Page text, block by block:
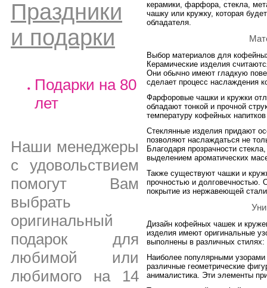
Праздники
и подарки
Подарки на 80
лет
Наши менеджеры
с удовольствием
помогут Вам
выбрать
оригинальный
подарок для
любимой или
любимого на 14
керамики, фарфора, стекла,
чашку или кружку, которая
обладателя.
Выбор материалов для
Керамические изделия
Они обычно имеют гладкую
сделает процесс наслаждения
Фарфоровые чашки и кружки
обладают тонкой и прочной
температуру кофейных
Стеклянные изделия придают
позволяют наслаждаться не
Благодаря прозрачности
выделением ароматических
Также существуют чашки и
прочностью и долговечностью.
покрытие из нержавеющей
Дизайн кофейных чашек и
изделия имеют оригинальные
выполнены в различных
Наиболее популярными
различные геометрические
анималистика. Эти элементы